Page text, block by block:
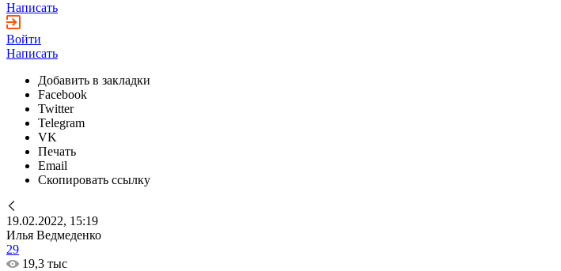
Написать
Войти
Написать
Добавить в закладки
Facebook
Twitter
Telegram
VK
Печать
Email
Скопировать ссылку
19.02.2022, 15:19
Илья Ведмеденко
29
19,3 тыс